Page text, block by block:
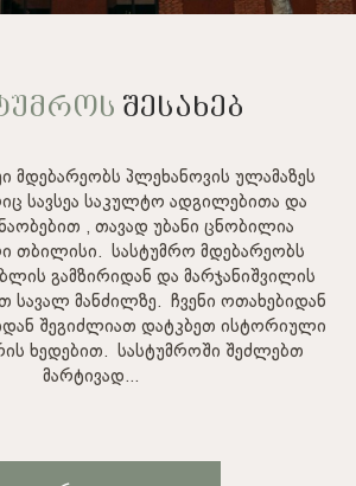
ᲨᲔᲡᲐᲮᲔᲑ
მდებარეობს პლეხანოვის ულამაზეს
სავსეა საკულტო ადგილებითა და
, თავად უბანი ცნობილია
თბილისი. სასტუმრო მდებარეობს
გამზირიდან და მარჯანიშვილის
სავალ მანძილზე. ჩვენი ოთახებიდან
შეგიძლიათ დატკბეთ ისტორიული
ხედებით. სასტუმროში შეძლებთ
მარტივად...